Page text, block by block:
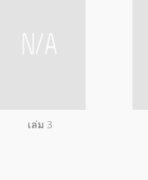
เล่ม 3